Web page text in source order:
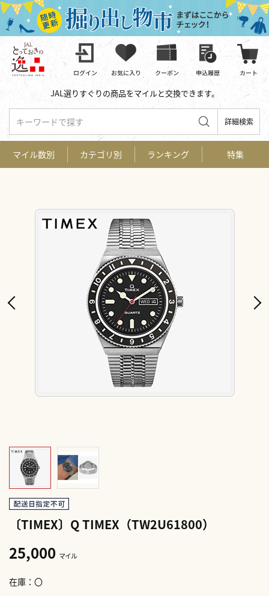
JAL選りすぐりの商品をマイルと交換できます。
キーワードで探す 詳細検索
〔TIMEX〕Q TIMEX（TW2U61800）
25,000 マイル
在庫 〇
マイル数別 カテゴリ別 ランキング 特集